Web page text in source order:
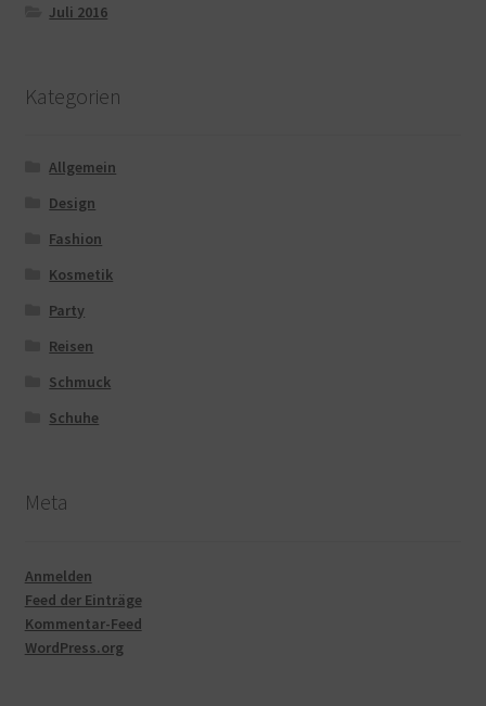
Juli 2016
Kategorien
Allgemein
Design
Fashion
Kosmetik
Party
Reisen
Schmuck
Schuhe
Meta
Anmelden
Feed der Einträge
Kommentar-Feed
WordPress.org